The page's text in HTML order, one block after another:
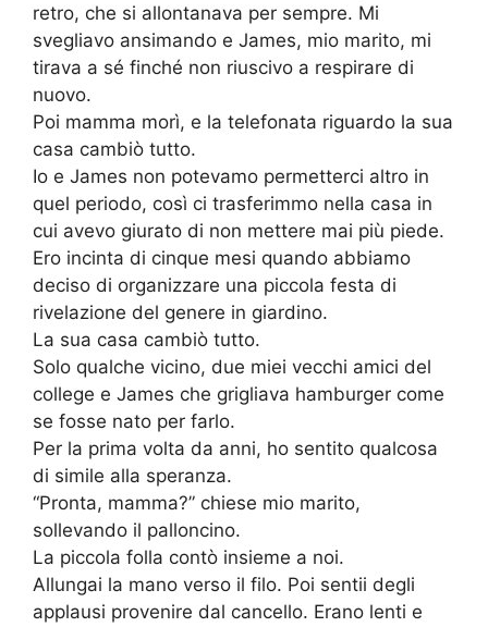
retro, che si allontanava per sempre. Mi
svegliavo ansimando e James, mio marito, mi
tirava a sé finché non riuscivo a respirare di
nuovo.
Poi mamma morì, e la telefonata riguardo la sua
casa cambiò tutto.
Io e James non potevamo permetterci altro in
quel periodo, così ci trasferimmo nella casa in
cui avevo giurato di non mettere mai più piede.
Ero incinta di cinque mesi quando abbiamo
deciso di organizzare una piccola festa di
rivelazione del genere in giardino.
La sua casa cambiò tutto.
Solo qualche vicino, due miei vecchi amici del
college e James che grigliava hamburger come
se fosse nato per farlo.
Per la prima volta da anni, ho sentito qualcosa
di simile alla speranza.
“Pronta, mamma?” chiese mio marito,
sollevando il palloncino.
La piccola folla contò insieme a noi.
Allungai la mano verso il filo. Poi sentii degli
applausi provenire dal cancello. Erano lenti e